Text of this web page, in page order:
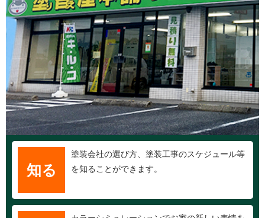
知る
塗装会社の選び方、塗装工事のスケジュール等
を知ることができます。